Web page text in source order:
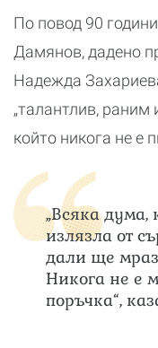
По повод 90
Дамянов, дадено
Надежда
„талантлив, раним
който никога не е
„Всяка дума,
излязла от
дали ще
Никога не е
поръчка“,